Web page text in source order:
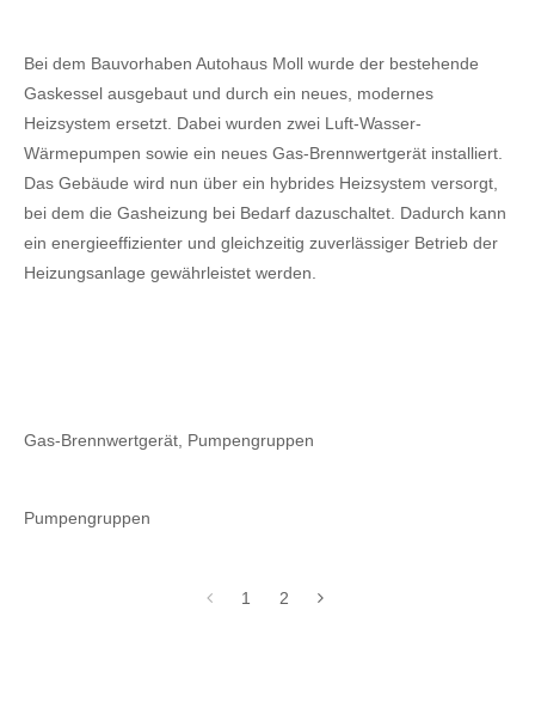
Bei dem Bauvorhaben Autohaus Moll wurde der bestehende
Gaskessel ausgebaut und durch ein neues, modernes
Heizsystem ersetzt. Dabei wurden zwei Luft-Wasser-
Wärmepumpen sowie ein neues Gas-Brennwertgerät installiert.
Das Gebäude wird nun über ein hybrides Heizsystem versorgt,
bei dem die Gasheizung bei Bedarf dazuschaltet. Dadurch kann
ein energieeffizienter und gleichzeitig zuverlässiger Betrieb der
Heizungsanlage gewährleistet werden.
Gas-Brennwertgerät, Pumpengruppen
Pumpengruppen
1 2